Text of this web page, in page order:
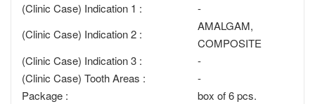
(Clinic Case) Indication 1 :
-
(Clinic Case) Indication 2 :
AMALGAM,
COMPOSITE
(Clinic Case) Indication 3 :
-
(Clinic Case) Tooth Areas :
-
Package :
box of 6 pcs.